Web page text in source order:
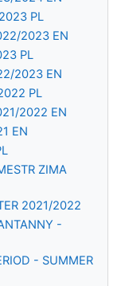
PL
2023 EN
PL
2023 EN
PL
2022 EN
EN
ZIMA
2021/2022
-
- SUMMER